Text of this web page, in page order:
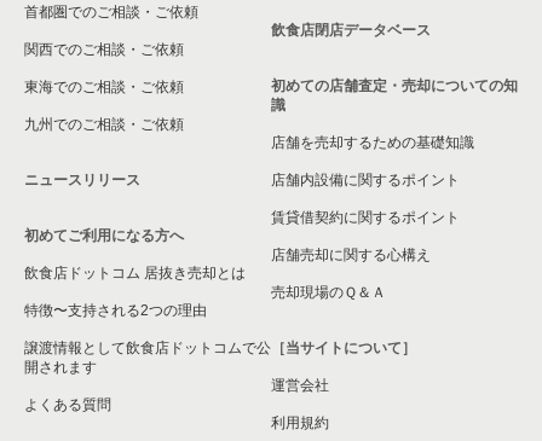
埼玉県の和食の居抜き売却物件の案件一覧
埼玉県の洋食の居抜き売却物件の案件一覧
埼玉県のその他の居抜き売却物件の案件一覧
首都圏でのご相談・ご依頼
関西でのご相談・ご依頼
東海でのご相談・ご依頼
九州でのご相談・ご依頼
ニュースリリース
初めてご利用になる方へ
飲食店ドットコム 居抜き売却とは
特徴〜支持される2つの理由
譲渡情報として飲食店ドットコムで公
開されます
よくある質問
飲食店閉店データベース
初めての店舗査定・売却についての知
識
店舗を売却するための基礎知識
店舗内設備に関するポイント
賃貸借契約に関するポイント
店舗売却に関する心構え
売却現場のＱ＆Ａ
［当サイトについて］
運営会社
利用規約